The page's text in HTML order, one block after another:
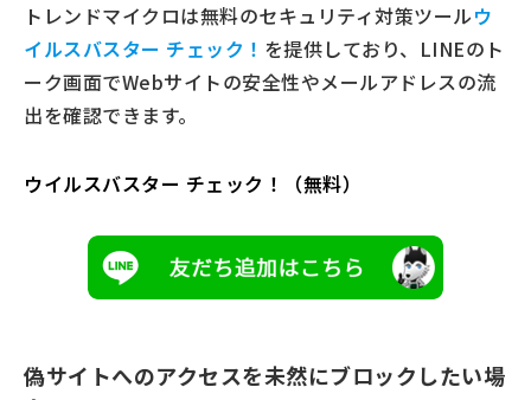
トレンドマイクロは無料のセキュリティ対策ツールウ
イルスバスター チェック！ を提供しており、LINEのト
ーク画面でWebサイトの安全性やメールアドレスの流
出を確認できます。
ウイルスバスター チェック！（無料）
偽サイトへのアクセスを未然にブロックしたい場